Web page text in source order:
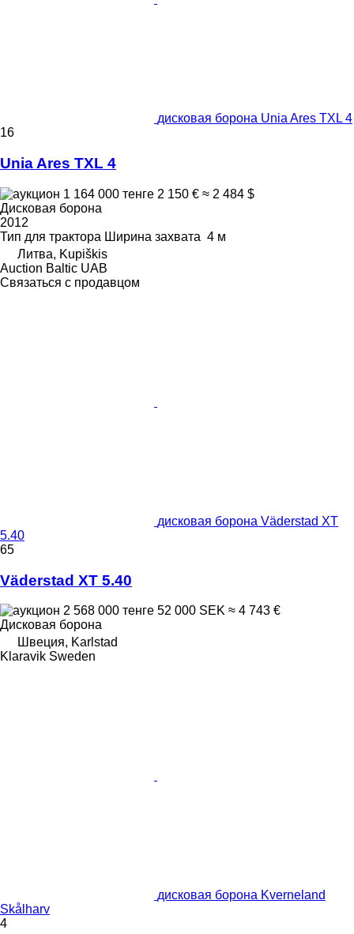
дисковая борона Unia Ares TXL 4
16
Unia Ares TXL 4
1 164 000 тенге 2 150 € ≈ 2 484 $
Дисковая борона
2012
Тип для трактора Ширина захвата 4 м
Литва, Kupiškis
Auction Baltic UAB
Связаться с продавцом
дисковая борона Väderstad XT
5.40
65
Väderstad XT 5.40
2 568 000 тенге 52 000 SEK ≈ 4 743 €
Дисковая борона
Швеция, Karlstad
Klaravik Sweden
дисковая борона Kverneland
Skålharv
4